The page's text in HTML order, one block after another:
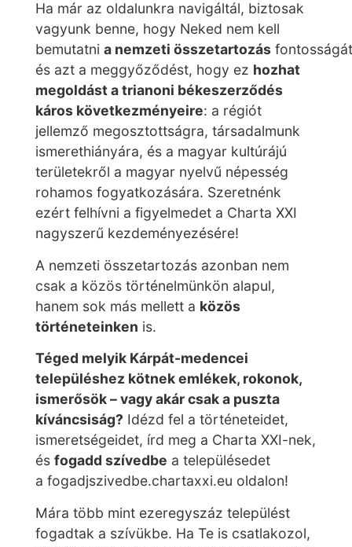
Ha már az oldalunkra navigáltál, biztosak
vagyunk benne, hogy Neked nem kell
bemutatni a nemzeti összetartozás
és azt a meggyőződést, hogy ez hozhat
megoldást a trianoni békeszerződés
káros következményeire: a régiót
jellemző megosztottságra, társadalmunk
ismerethiányára, és a magyar kultúrájú
területekről a magyar nyelvű népesség
rohamos fogyatkozására. Szeretnénk
ezért felhívni a figyelmedet a Charta XXI
nagyszerű kezdeményezésére!
A nemzeti összetartozás azonban nem
csak a közös történelmünkön alapul,
hanem sok más mellett a közös
történeteinken is.
Téged melyik Kárpát-medencei
településhez kötnek emlékek, rokonok,
ismerősök – vagy akár csak a puszta
kíváncsiság? Idézd fel a történeteidet,
ismeretségeidet, írd meg a Charta XXI-nek,
és fogadd szívedbe a településedet
a fogadjszivedbe.chartaxxi.eu oldalon!
Mára több mint ezeregyszáz települést
fogadtak a szívükbe. Ha Te is csatlakozol,